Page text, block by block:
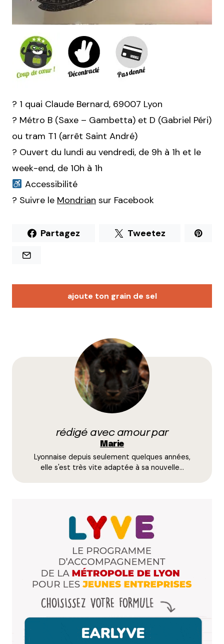
? 1 quai Claude Bernard, 69007 Lyon
? Métro B (Saxe – Gambetta) et D (Gabriel Péri)
ou tram T1 (arrêt Saint André)
? Ouvert du lundi au vendredi, de 9h à 1h et le
week-end, de 10h à 1h
Accessibilité
? Suivre le Mondrian sur Facebook
Partagez Tweetez
ajoute ton grain de sel
Votre adresse e-mail ne sera pas publiée.
champs obligatoires sont indiqués avec
E-mail*
Enregistrer mon nom, mon e-mail et mon site dans le
navigateur pour mon prochain commentaire.
Prévenez-moi de tous les nouveaux commentaires
rédigé avec amour par
Marie
Lyonnaise depuis seulement quelques années,
elle s'est très vite adaptée à sa nouvelle…